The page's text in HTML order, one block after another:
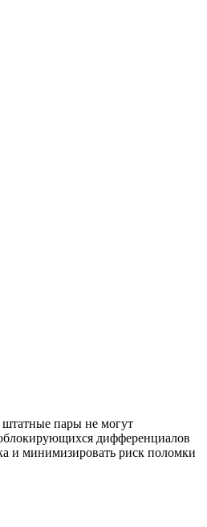
штатные пары не могут
дифференциалов
и минимизировать риск поломки